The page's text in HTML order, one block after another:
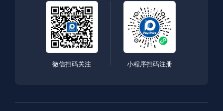
微信扫码关注 小程序扫码注册